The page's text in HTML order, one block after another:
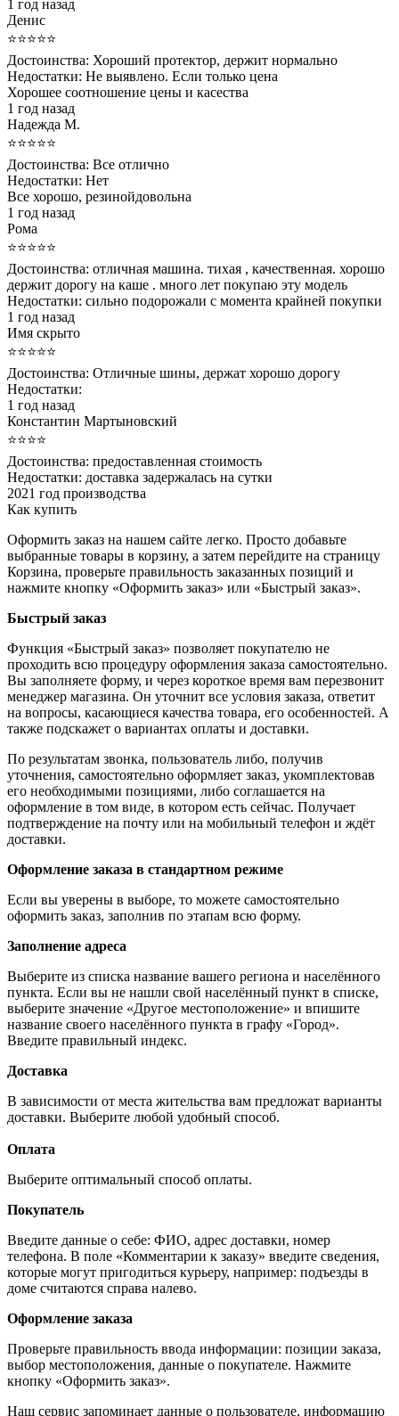
1 год назад
Денис
⭐⭐⭐⭐⭐
Достоинства: Хороший протектор, держит нормально
Недостатки: Не выявлено. Если только цена
Хорошее соотношение цены и касества
1 год назад
Надежда М.
⭐⭐⭐⭐⭐
Достоинства: Все отлично
Недостатки: Нет
Все хорошо, резинойдовольна
1 год назад
Рома
⭐⭐⭐⭐⭐
Достоинства: отличная машина. тихая , качественная. хорошо
держит дорогу на каше . много лет покупаю эту модель
Недостатки: сильно подорожали с момента крайней покупки
1 год назад
Имя скрыто
⭐⭐⭐⭐⭐
Достоинства: Отличные шины, держат хорошо дорогу
Недостатки:
1 год назад
Константин Мартыновский
⭐⭐⭐⭐
Достоинства: предоставленная стоимость
Недостатки: доставка задержалась на сутки
2021 год производства
Как купить
Оформить заказ на нашем сайте легко. Просто добавьте
выбранные товары в корзину, а затем перейдите на страницу
Корзина, проверьте правильность заказанных позиций и
нажмите кнопку «Оформить заказ» или «Быстрый заказ».
Быстрый заказ
Функция «Быстрый заказ» позволяет покупателю не
проходить всю процедуру оформления заказа самостоятельно.
Вы заполняете форму, и через короткое время вам перезвонит
менеджер магазина. Он уточнит все условия заказа, ответит
на вопросы, касающиеся качества товара, его особенностей. А
также подскажет о вариантах оплаты и доставки.
По результатам звонка, пользователь либо, получив
уточнения, самостоятельно оформляет заказ, укомплектовав
его необходимыми позициями, либо соглашается на
оформление в том виде, в котором есть сейчас. Получает
подтверждение на почту или на мобильный телефон и ждёт
доставки.
Оформление заказа в стандартном режиме
Если вы уверены в выборе, то можете самостоятельно
оформить заказ, заполнив по этапам всю форму.
Заполнение адреса
Выберите из списка название вашего региона и населённого
пункта. Если вы не нашли свой населённый пункт в списке,
выберите значение «Другое местоположение» и впишите
название своего населённого пункта в графу «Город».
Введите правильный индекс.
Доставка
В зависимости от места жительства вам предложат варианты
доставки. Выберите любой удобный способ.
Оплата
Выберите оптимальный способ оплаты.
Покупатель
Введите данные о себе: ФИО, адрес доставки, номер
телефона. В поле «Комментарии к заказу» введите сведения,
которые могут пригодиться курьеру, например: подъезды в
доме считаются справа налево.
Оформление заказа
Проверьте правильность ввода информации: позиции заказа,
выбор местоположения, данные о покупателе. Нажмите
кнопку «Оформить заказ».
Наш сервис запоминает данные о пользователе, информацию